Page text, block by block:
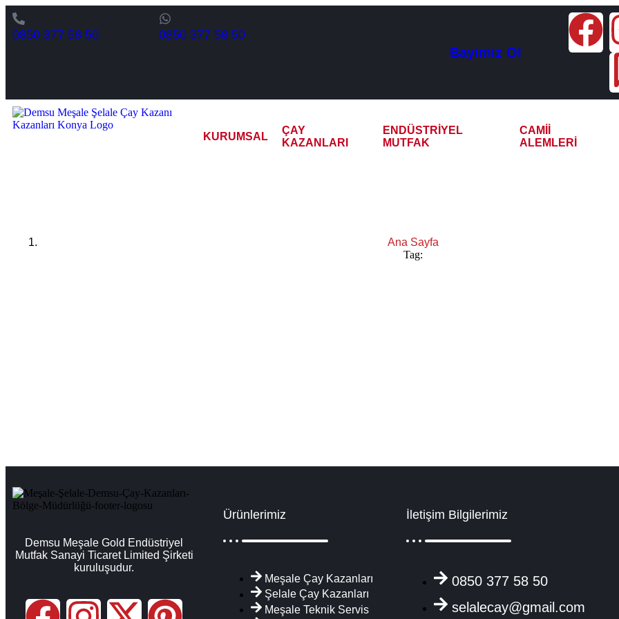
0850 377 58 50 0850 377 58 50
Bayimiz Ol
KURUMSAL
ÇAY
KAZANLARI
ENDÜSTRIYEL
MUTFAK
CAMII
ALEMLERI
Ana Sayfa
Tag:
Demsu Meşale Gold Endüstriyel
Mutfak Sanayi Ticaret Limited Şirketi
kuruluşudur.
Ürünlerimiz
Meşale Çay Kazanları
Şelale Çay Kazanları
Meşale Teknik Servis
İletişim Bilgilerimiz
0850 377 58 50
selalecay@gmail.com